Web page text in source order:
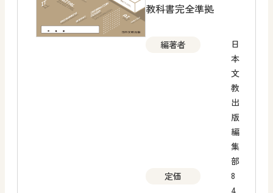
教科書完全準拠
編著者
日
本
文
教
出
版
編
集
部
定価
8
4